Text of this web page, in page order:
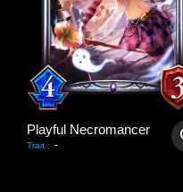
Playful Necromancer
Trait : -